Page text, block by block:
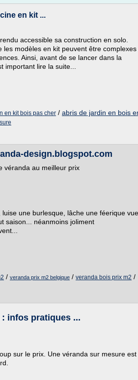
en kit ...
accessible sa construction en solo.
modèles en kit peuvent être complexes
Ainsi, avant de se lancer dans la
lire la suite...
en kit bois pas cher / abris de jardin en bois
design.blogspot.com
véranda au meilleur prix
une burlesque, lâche une féerique vue
saison... néanmoins joliment
/ veranda prix m2 belgique / veranda bois prix m2 /
infos pratiques ...
sur le prix. Une véranda sur mesure est